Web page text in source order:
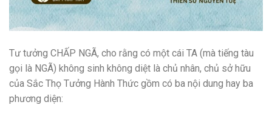
Tư tưởng CHẤP NGÃ, cho rằng có một cái TA (mà tiếng tàu
gọi là NGÃ) không sinh không diệt là chủ nhân, chủ sở hữu
của Sắc Thọ Tưởng Hành Thức gồm có ba nội dung hay ba
phương diện: